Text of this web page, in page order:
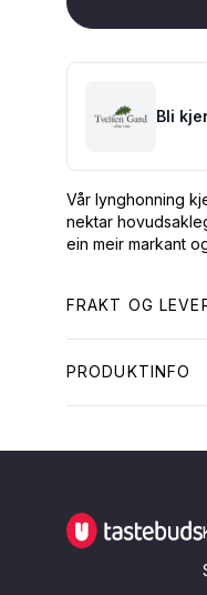
Bli
Vår lynghonning
nektar
ein meir markant
FRAKT OG
PRODUKTINFO
Tastebuds -